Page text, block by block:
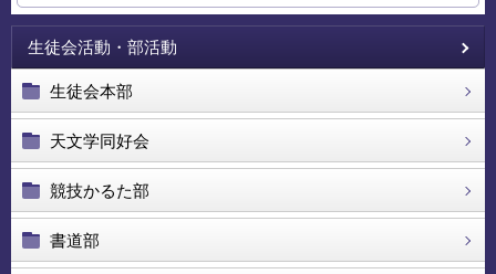
生徒会活動・部活動
生徒会本部
天文学同好会
競技かるた部
書道部